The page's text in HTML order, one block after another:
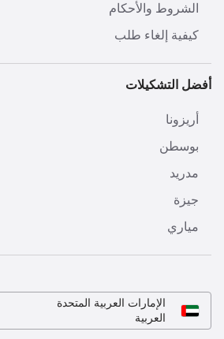
الشروط والأحكام
كيفية إلغاء طلب
أفضل التشكيلات
أريزونا
بوسطن
مدريد
جيزة
مياري
الإمارات العربية المتحدة
العربية